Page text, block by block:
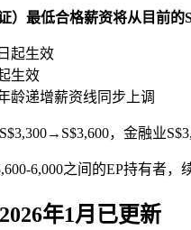
） 最低合格薪资将从目前的
起生效
生效
龄递增薪资线同步上调
，金融业
6,000之间的EP持有者
年1月已更新